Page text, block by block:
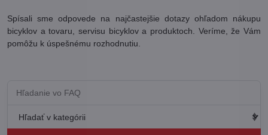
Spísali sme odpovede na najčastejšie dotazy ohľadom nákupu
bicyklov a tovaru, servisu bicyklov a produktoch. Veríme, že Vám
pomôžu k úspešnému rozhodnutiu.